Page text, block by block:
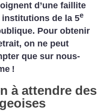
d’une faillite
institutions de la 5e
Pour obtenir
on ne peut
que sur nous-
!
à attendre des